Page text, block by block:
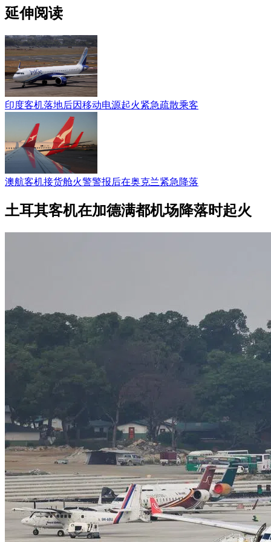
延伸阅读
印度客机落地后因移动电源起火紧急疏散乘客
澳航客机接货舱火警警报后在奥克兰紧急降落
土耳其客机在加德满都机场降落时起火